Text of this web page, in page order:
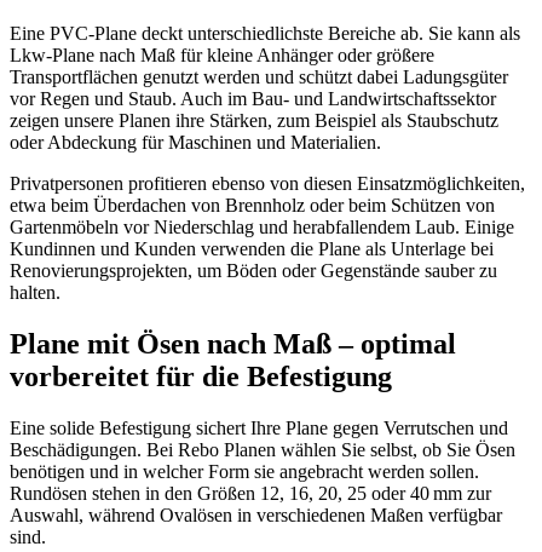
Eine PVC-Plane deckt unterschiedlichste Bereiche ab. Sie kann als
Lkw-Plane nach Maß für kleine Anhänger oder größere
Transportflächen genutzt werden und schützt dabei Ladungsgüter
vor Regen und Staub. Auch im Bau- und Landwirtschaftssektor
zeigen unsere Planen ihre Stärken, zum Beispiel als Staubschutz
oder Abdeckung für Maschinen und Materialien.
Privatpersonen profitieren ebenso von diesen Einsatzmöglichkeiten,
etwa beim Überdachen von Brennholz oder beim Schützen von
Gartenmöbeln vor Niederschlag und herabfallendem Laub. Einige
Kundinnen und Kunden verwenden die Plane als Unterlage bei
Renovierungsprojekten, um Böden oder Gegenstände sauber zu
halten.
Plane mit Ösen nach Maß – optimal
vorbereitet für die Befestigung
Eine solide Befestigung sichert Ihre Plane gegen Verrutschen und
Beschädigungen. Bei Rebo Planen wählen Sie selbst, ob Sie Ösen
benötigen und in welcher Form sie angebracht werden sollen.
Rundösen stehen in den Größen 12, 16, 20, 25 oder 40 mm zur
Auswahl, während Ovalösen in verschiedenen Maßen verfügbar
sind.